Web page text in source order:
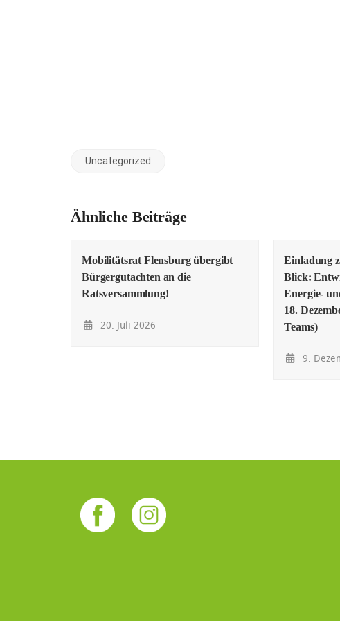
Uncategorized
Ähnliche Beiträge
Mobilitätsrat Flensburg übergibt
Bürgergutachten an die
Ratsversammlung!
20. Juli 2026
Einladung
Blick:
Energie-
18.
Teams)
9.